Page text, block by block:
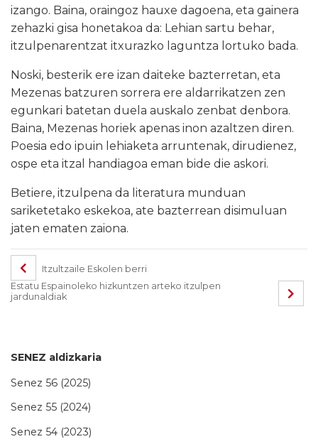
SENEZ aldizkaria
Senez 56 (2025)
Senez 55 (2024)
Senez 54 (2023)
izango. Baina, oraingoz hauxe dagoena, eta gainera
zehazki gisa honetakoa da: Lehian sartu behar,
itzulpenarentzat itxurazko laguntza lortuko bada.
Noski, besterik ere izan daiteke bazterretan, eta
Mezenas batzuren sorrera ere aldarrikatzen zen
egunkari batetan duela auskalo zenbat denbora.
Baina, Mezenas horiek apenas inon azaltzen diren.
Poesia edo ipuin lehiaketa arruntenak, dirudienez,
ospe eta itzal handiagoa eman bide die askori.
Betiere, itzulpena da literatura munduan
sariketetako eskekoa, ate bazterrean disimuluan
jaten ematen zaiona.
Itzultzaile Eskolen berri
Estatu Espainoleko hizkuntzen arteko itzulpen
jardunaldiak